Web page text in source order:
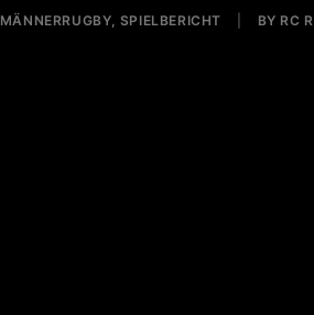
MÄNNERRUGBY, SPIELBERICHT BY RC